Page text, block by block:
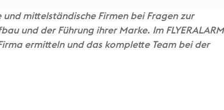
mittelständische Firmen bei Fragen zur
und der Führung ihrer Marke. Im FLYERALARM
ermitteln und das komplette Team bei der